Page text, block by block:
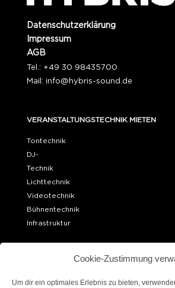
Cookie-Zustimmung
Um dir ein optimales Erlebnis zu bieten,
Datenschutzerklärung
Impressum
AGB
Tel.: +49 30 98435700
Mail: info@hybris-sound.de
VERANSTALTUNGSTECHNIK MIETEN
Tontechnik
DJ-
Lichttechnik
Videotechnik
Bühnentechnik
Infrastruktur
OFFICE BERLIN
10439 Berlin